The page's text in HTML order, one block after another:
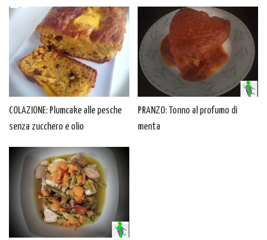
COLAZIONE: Plumcake alle pesche
senza zucchero e olio
PRANZO: Tonno al profumo di
menta